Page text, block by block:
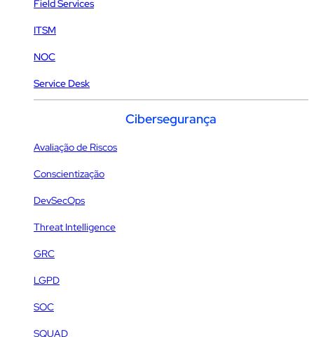
Field Services
ITSM
NOC
Service Desk
Cibersegurança
Avaliação de Riscos
Conscientização
DevSecOps
Threat Intelligence
GRC
LGPD
SOC
SQUAD